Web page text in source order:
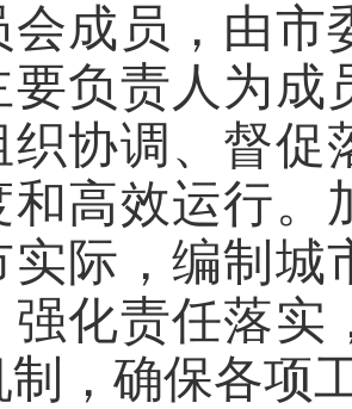
会成员，由市
要负责人为成
织协调、督促
和高效运行。
实际，编制城
强化责任落实
制，确保各项